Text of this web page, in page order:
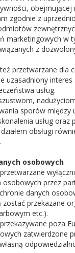
obejmującej
zgodnie z
marketingowych w
z
przetwarzane dla
uzasadniony
usług.
sporów między
usług oraz
obsługi
osobowych
osobowych przez
danych
przekazane
etc.).
poza
zatwierdzone